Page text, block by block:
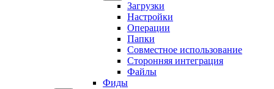
Загрузки
Настройки
Операции
Папки
Совместное использование
Сторонняя интеграция
Файлы
Фиды